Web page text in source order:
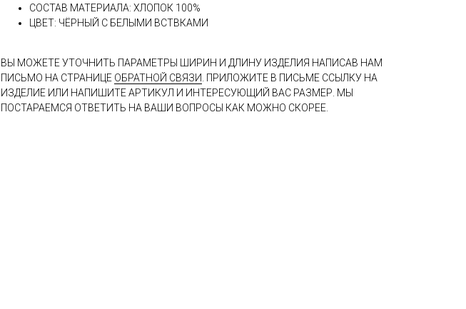
СОСТАВ МАТЕРИАЛА: ХЛОПОК 100%
ЦВЕТ: ЧЁРНЫЙ С БЕЛЫМИ ВСТВКАМИ
ВЫ МОЖЕТЕ УТОЧНИТЬ ПАРАМЕТРЫ ШИРИН И ДЛИНУ ИЗДЕЛИЯ НАПИСАВ НАМ
ПИСЬМО НА СТРАНИЦЕ ОБРАТНОЙ СВЯЗИ. ПРИЛОЖИТЕ В ПИСЬМЕ ССЫЛКУ НА
ИЗДЕЛИЕ ИЛИ НАПИШИТЕ АРТИКУЛ И ИНТЕРЕСУЮЩИЙ ВАС РАЗМЕР. МЫ
ПОСТАРАЕМСЯ ОТВЕТИТЬ НА ВАШИ ВОПРОСЫ КАК МОЖНО СКОРЕЕ.